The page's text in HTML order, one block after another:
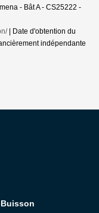
- Bât A - CS25222 -
| Date d'obtention du
indépendante
Buisson